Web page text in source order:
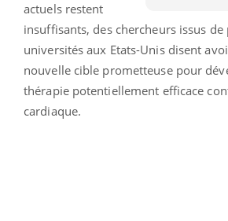
actuels restent
insuffisants, des chercheurs issus de
universités aux Etats-Unis disent
nouvelle cible prometteuse pour
thérapie potentiellement efficace
cardiaque.